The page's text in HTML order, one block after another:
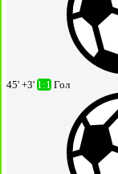
45' +3' 1:1 Гол